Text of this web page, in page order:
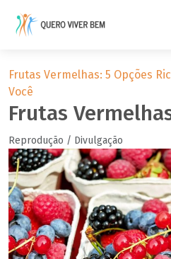
Frutas Vermelhas: 5 Opções
Você
Frutas
Reprodução / Divulgação